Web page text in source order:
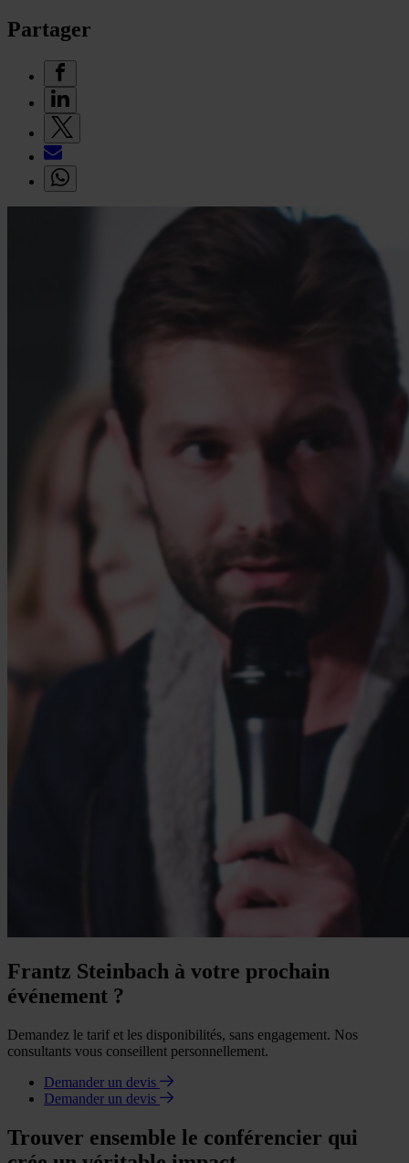
Partager
Frantz Steinbach à votre prochain
événement ?
Demandez le tarif et les disponibilités, sans engagement. Nos
consultants vous conseillent personnellement.
Demander un devis
Demander un devis
Trouver ensemble le conférencier qui